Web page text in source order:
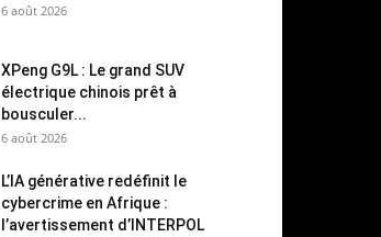
6 août 2026
XPeng G9L : Le grand SUV
électrique chinois prêt à
bousculer...
6 août 2026
L’IA générative redéfinit le
cybercrime en Afrique :
l’avertissement d’INTERPOL